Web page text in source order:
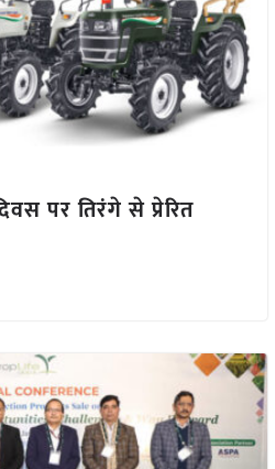
पर तिरंगे से प्रेरित